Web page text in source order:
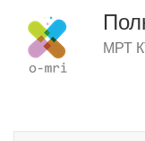
МРТ